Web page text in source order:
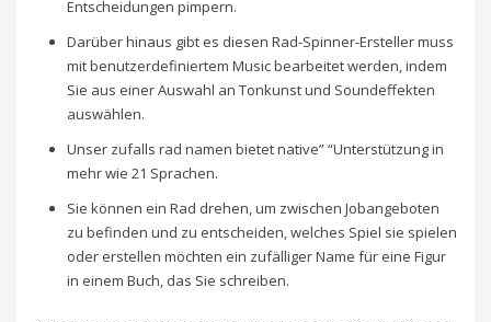
Entscheidungen pimpern.
Darüber hinaus gibt es diesen Rad-Spinner-Ersteller muss
mit benutzerdefiniertem Music bearbeitet werden, indem
Sie aus einer Auswahl an Tonkunst und Soundeffekten
auswählen.
Unser zufalls rad namen bietet native” “Unterstützung in
mehr wie 21 Sprachen.
Sie können ein Rad drehen, um zwischen Jobangeboten
zu befinden und zu entscheiden, welches Spiel sie spielen
oder erstellen möchten ein zufälliger Name für eine Figur
in einem Buch, das Sie schreiben.